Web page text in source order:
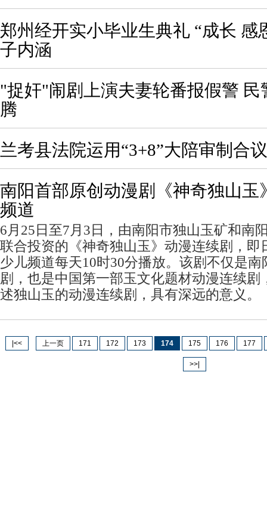
郑州经开实小毕业生典礼 “成长 感
子内涵
"捉奸"闹剧上演夫妻轮番报假警 民
腾
兰考县法院运用“3+8”大陪审制合
南阳首部原创动漫剧《神奇独山玉
频道
6月25日至7月3日，由南阳市独山玉矿和南
联合投资的《神奇独山玉》动漫连续剧，即
少儿频道每天10时30分播放。该剧不仅是
剧，也是中国第一部玉文化题材动漫连续剧
述独山玉的动漫连续剧，具有深远的意义。
|<< 上一页 171 172 173 174 175 176 177
>>|